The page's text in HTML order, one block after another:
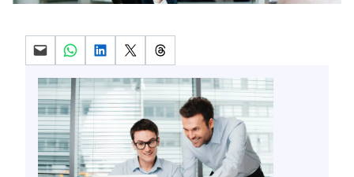
Partager par mail Partager sur WhatsApp
Partager sur LinkedIn
Partager sur X Partager sur Threads